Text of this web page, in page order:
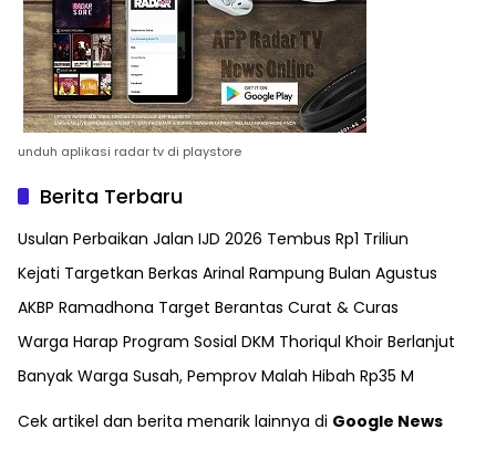
unduh aplikasi radar tv di playstore
Berita Terbaru
Usulan Perbaikan Jalan IJD 2026 Tembus Rp1 Triliun
Kejati Targetkan Berkas Arinal Rampung Bulan Agustus
AKBP Ramadhona Target Berantas Curat & Curas
Warga Harap Program Sosial DKM Thoriqul Khoir Berlanjut
Banyak Warga Susah, Pemprov Malah Hibah Rp35 M
Cek artikel dan berita menarik lainnya di Google News